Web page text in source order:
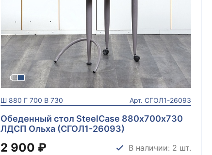
Ш 880 Г 700 В 730 Арт. СГОЛ1-26093
Обеденный стол SteelCase 880х700х730
ЛДСП Ольха (СГОЛ1-26093)
2 900 ₽ В наличии: 2 шт.